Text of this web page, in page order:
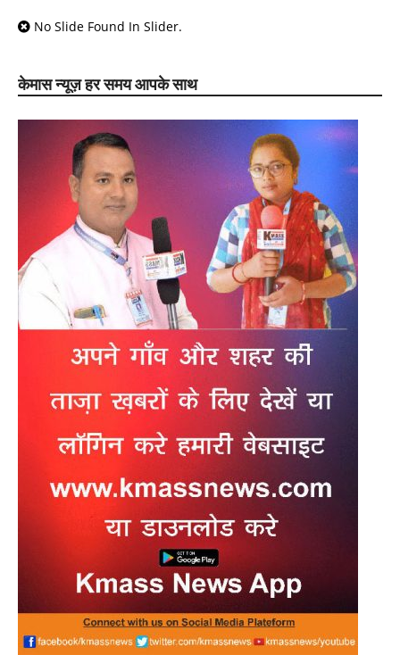
No Slide Found In Slider.
केमास न्यूज़ हर समय आपके साथ